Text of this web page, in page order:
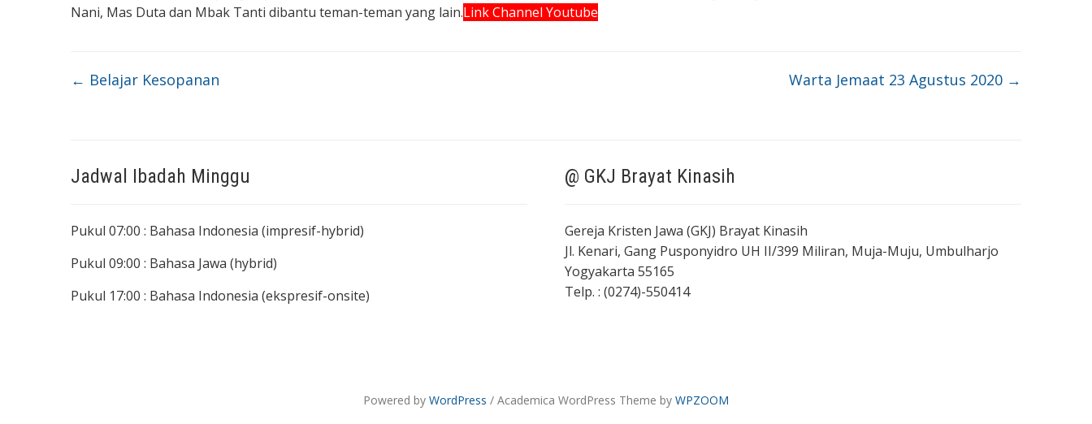
Nani, Mas Duta dan Mbak Tanti dibantu teman-teman yang lain.Link Channel Youtube
← Belajar Kesopanan Warta Jemaat 23 Agustus 2020 →
Jadwal Ibadah Minggu
Pukul 07:00 : Bahasa Indonesia (impresif-hybrid)
Pukul 09:00 : Bahasa Jawa (hybrid)
Pukul 17:00 : Bahasa Indonesia (ekspresif-onsite)
@ GKJ Brayat Kinasih
Gereja Kristen Jawa (GKJ) Brayat Kinasih
Jl. Kenari, Gang Pusponyidro UH II/399 Miliran, Muja-Muju, Umbulharjo
Yogyakarta 55165
Telp. : (0274)-550414
Powered by WordPress / Academica WordPress Theme by WPZOOM